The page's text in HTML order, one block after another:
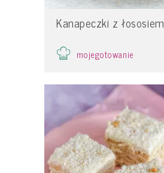
Kanapeczki z łososiem
mojegotowanie